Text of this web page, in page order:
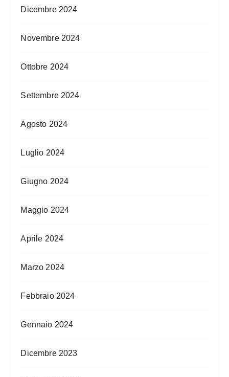
Dicembre 2024
Novembre 2024
Ottobre 2024
Settembre 2024
Agosto 2024
Luglio 2024
Giugno 2024
Maggio 2024
Aprile 2024
Marzo 2024
Febbraio 2024
Gennaio 2024
Dicembre 2023